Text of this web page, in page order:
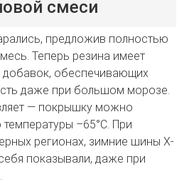
смеси
предложив полностью
Теперь резина имеет
добавок, обеспечивающих
даже при большом морозе.
— покрышку можно
–65°C. При
регионах, зимние шины X-
показывали, даже при